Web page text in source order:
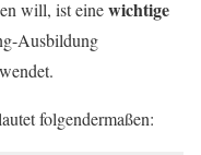
will, ist einewichtige
Ausbildung
folgendermaßen: